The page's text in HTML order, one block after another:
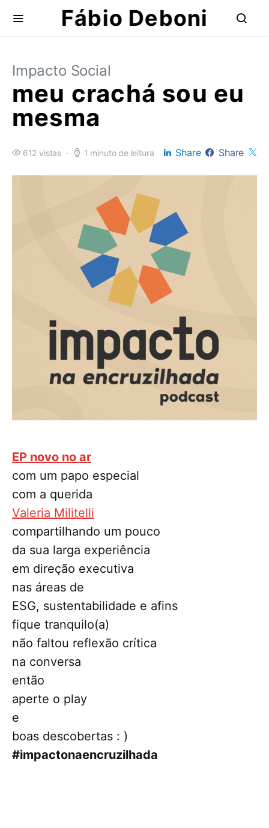
Fábio Deboni
Impacto Social
meu crachá sou eu
mesma
612 vistas 1 minuto de leitura Share Share
EP novo no ar
com um papo especial
com a querida
Valeria Militelli
compartilhando um pouco
da sua larga experiência
em direção executiva
nas áreas de
ESG, sustentabilidade e afins
fique tranquilo(a)
não faltou reflexão crítica
na conversa
então
aperte o play
e
boas descobertas : )
#impactonaencruzilhada